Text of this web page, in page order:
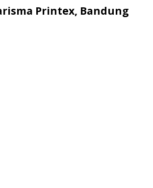
Printex, Bandung